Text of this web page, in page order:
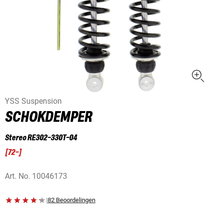
YSS Suspension
SCHOKDEMPER
Stereo RE302-330T-04
[72-]
Art. No. 10046173
|82 Beoordelingen